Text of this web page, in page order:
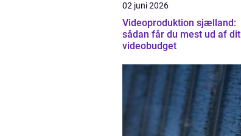
02 juni 2026
Videoproduktion sjælland:
sådan får du mest ud af dit
videobudget